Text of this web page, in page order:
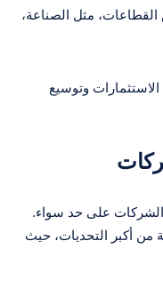
مثل الصناعة،
وتوسيع
على حد سواء.
من أكبر التحديات، حيث